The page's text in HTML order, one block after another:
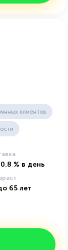
клиентов
0.8 % в день
65 лет